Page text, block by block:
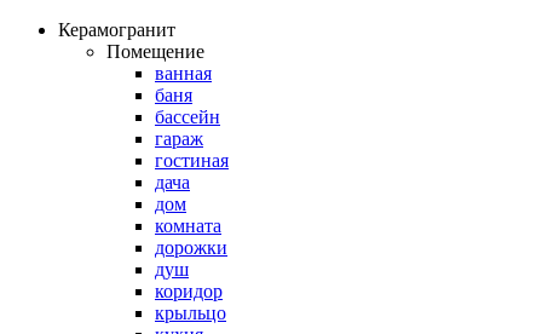
Керамогранит
Помещение
ванная
баня
бассейн
гараж
гостиная
дача
дом
комната
дорожки
душ
коридор
крыльцо